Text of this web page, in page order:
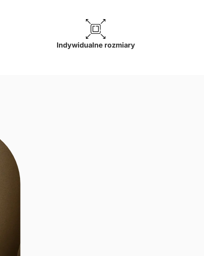
Indywidualne rozmiary